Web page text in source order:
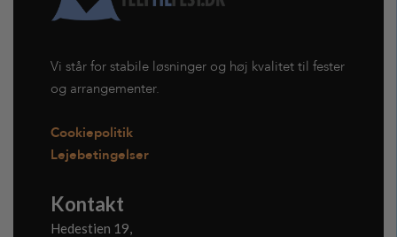
Vi står for stabile løsninger og høj kvalitet til fester
og arrangementer.
Cookiepolitik
Lejebetingelser
Kontakt
Hedestien 19,